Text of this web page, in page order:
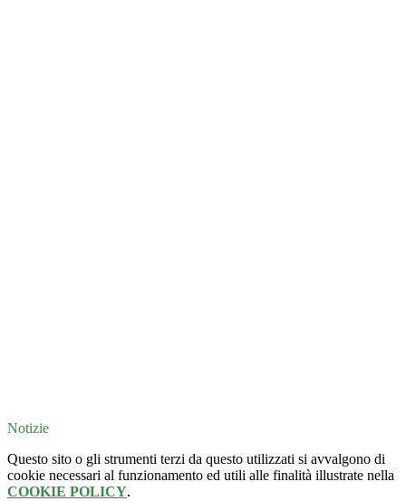
Notizie
Questo sito o gli strumenti terzi da questo utilizzati si avvalgono di
cookie necessari al funzionamento ed utili alle finalità illustrate nella
COOKIE POLICY.